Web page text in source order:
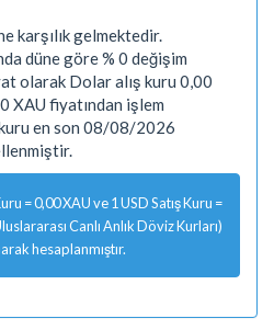
karşılık gelmektedir.
düne göre % 0 değişim
olarak Dolar alış kuru 0,00
XAU fiyatından işlem
en son 08/08/2026
= 0,00 XAU ve 1 USD Satış Kuru =
Canlı Anlık Döviz Kurları)
hesaplanmıştır.